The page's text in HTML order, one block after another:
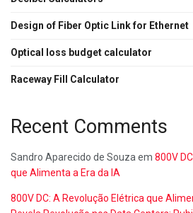
Design of Fiber Optic Link for Ethernet
Optical loss budget calculator
Raceway Fill Calculator
Recent Comments
Sandro Aparecido de Souza em 800V
que Alimenta a Era da IA
800V DC: A Revolução Elétrica que